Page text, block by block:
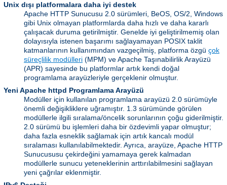
Unix dışı platformalara daha iyi destek
Apache HTTP Sunucusu 2.0 sürümleri, BeOS, OS/2, Windows
gibi Unix olmayan platformlarda daha hızlı ve daha kararlı
çalışacak duruma getirilmiştir. Genelde iyi geliştirilmemiş olan
dolayısıyla istenen başarımı sağlayamayan POSIX taklit
katmanlarının kullanımından vazgeçilmiş, platforma özgü çok
süreçlilik modülleri (MPM) ve Apache Taşınabilirlik Arayüzü
(APR) sayesinde bu platformlar artık kendi doğal
programlama arayüzleriyle gerçeklenir olmuştur.
Yeni Apache httpd Programlama Arayüzü
Modüller için kullanılan programlama arayüzü 2.0 sürümüyle
önemli değişikliklere uğramıştır. 1.3 sürümünde görülen
modüllerle ilgili sıralama/öncelik sorunlarının çoğu giderilmiştir.
2.0 sürümü bu işlemleri daha bir özdevimli yapar olmuştur;
daha fazla esneklik sağlamak için artık kancalı modül
sıralaması kullanılabilmektedir. Ayrıca, arayüze, Apache HTTP
Sunucususu çekirdeğini yamamaya gerek kalmadan
modüllerle sunucu yeteneklerinin arttırılabilmesini sağlayan
yeni çağrılar eklenmiştir.